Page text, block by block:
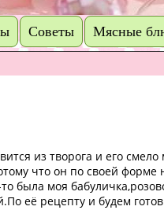
Советы Мясные
из творога и его
что он по своей форме
была моя
её рецепту и будем